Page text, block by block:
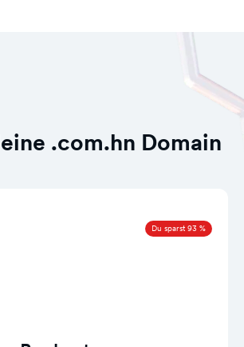
.com.hn Domain
Du sparst 93 %